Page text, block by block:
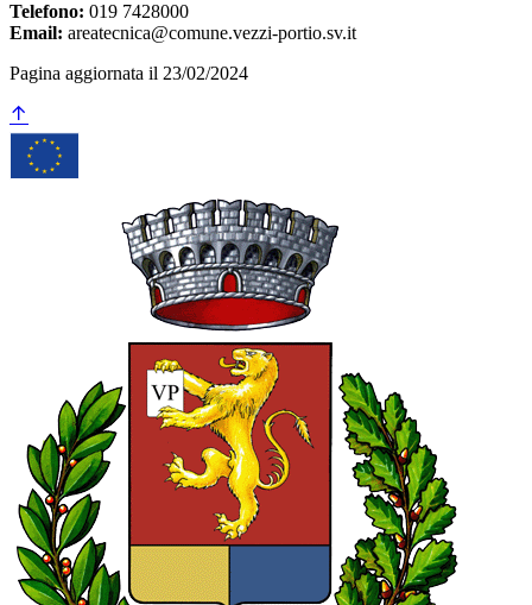
Telefono: 019 7428000
Email: areatecnica@comune.vezzi-portio.sv.it
Pagina aggiornata il 23/02/2024